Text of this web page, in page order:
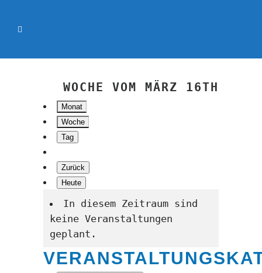
WOCHE VOM MÄRZ 16TH
Monat
Woche
Tag
Zurück
Heute
In diesem Zeitraum sind
keine Veranstaltungen
geplant.